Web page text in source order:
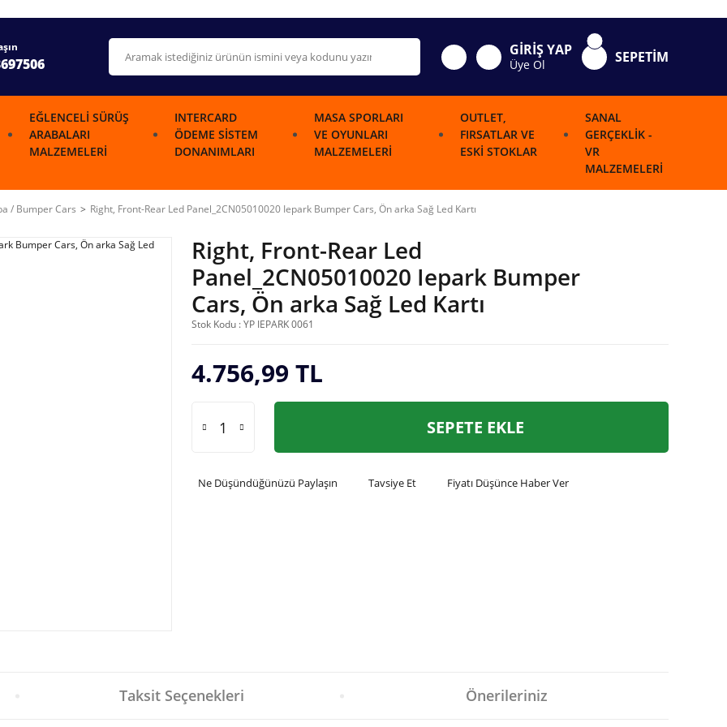
GİRİŞ YAP
Üye Ol SEPETİM
EĞLENCELI SÜRÜŞ
ARABALARI
MALZEMELERI
INTERCARD
ÖDEME SISTEM
DONANIMLARI
MASA SPORLARI
VE OYUNLARI
MALZEMELERI
OUTLET,
FIRSATLAR VE
ESKI STOKLAR
SANAL
GERÇEKLIK -
VR
MALZEMELERI
/ Bumper Cars Right, Front-Rear Led Panel_2CN05010020 Iepark Bumper Cars, Ön arka Sağ Led Kartı
Right, Front-Rear Led
Panel_2CN05010020 Iepark Bumper
Cars, Ön arka Sağ Led Kartı
Stok Kodu : YP IEPARK 0061
4.756,99 TL
SEPETE EKLE
Ne Düşündüğünüzü Paylaşın Tavsiye Et Fiyatı Düşünce Haber Ver
Taksit Seçenekleri Önerileriniz